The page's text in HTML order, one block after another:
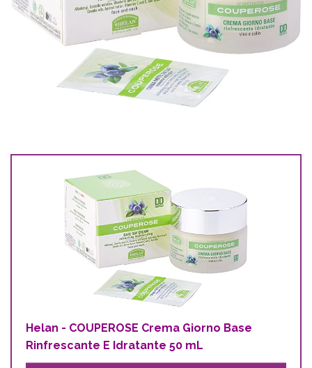
Helan - COUPEROSE Crema Giorno Base
Rinfrescante E Idratante 50 mL